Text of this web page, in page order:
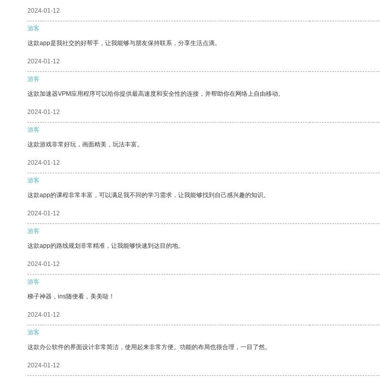
2024-01-12
游客
这款app是我社交的好帮手，让我能够与朋友保持联系，分享生活点滴。
2024-01-12
游客
这款加速器VPM应用程序可以给你提供最高速度和安全性的连接，并帮助你在网络上自由移动。
2024-01-12
游客
这款游戏非常好玩，画面精美，玩法丰富。
2024-01-12
游客
这款app的课程非常丰富，可以满足我不同的学习需求，让我能够找到自己感兴趣的知识。
2024-01-12
游客
这款app的路线规划非常精准，让我能够快速到达目的地。
2024-01-12
游客
梯子神器，ins随便看，美美哒！
2024-01-12
游客
这款办公软件的界面设计非常简洁，使用起来非常方便。功能的布局也很合理，一目了然。
2024-01-12